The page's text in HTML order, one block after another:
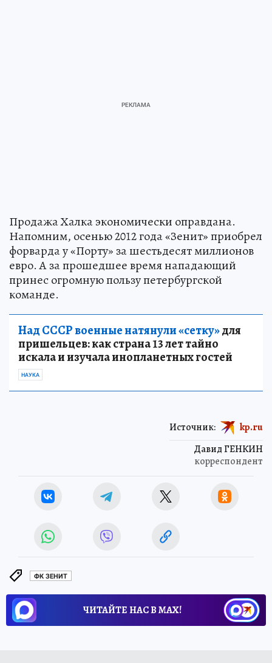
Продажа Халка экономически оправдана.
Напомним, осенью 2012 года «Зенит» приобрел
форварда у «Порту» за шестьдесят миллионов
евро. А за прошедшее время нападающий
принес огромную пользу петербургской
команде.
Над СССР военные натянули «сетку»для
пришельцев: как страна 13 лет тайно
искала и изучала инопланетных гостей
НАУКА
Давид ГЕНКИН
корреспондент
Источник: kp.ru
ФК ЗЕНИТ
ЧИТАЙТЕ НАС В МАХ!